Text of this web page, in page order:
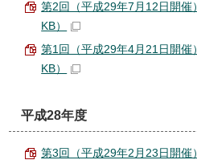
第2回（平成29年7月12日開
KB）
第1回（平成29年4月21日開催
KB）
平成28年度
第3回（平成29年2月23日開催